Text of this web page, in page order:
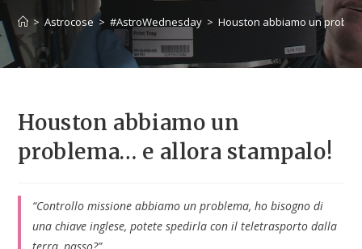
> Astrocose > #AstroWednesday > Houston abbiamo un
Houston abbiamo un
problema… e allora stampalo!
“Controllo missione abbiamo un problema, ho bisogno di
una chiave inglese, potete spedirla con il teletrasporto dalla